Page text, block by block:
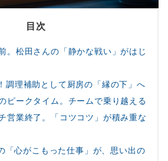
目次
。松田さんの「静かな戦い」がはじ
調理補助として厨房の「縁の下」へ
ピークタイム。チームで乗り越える
営業終了。「コツコツ」が積み重な
「心がこもった仕事」が、思い出の